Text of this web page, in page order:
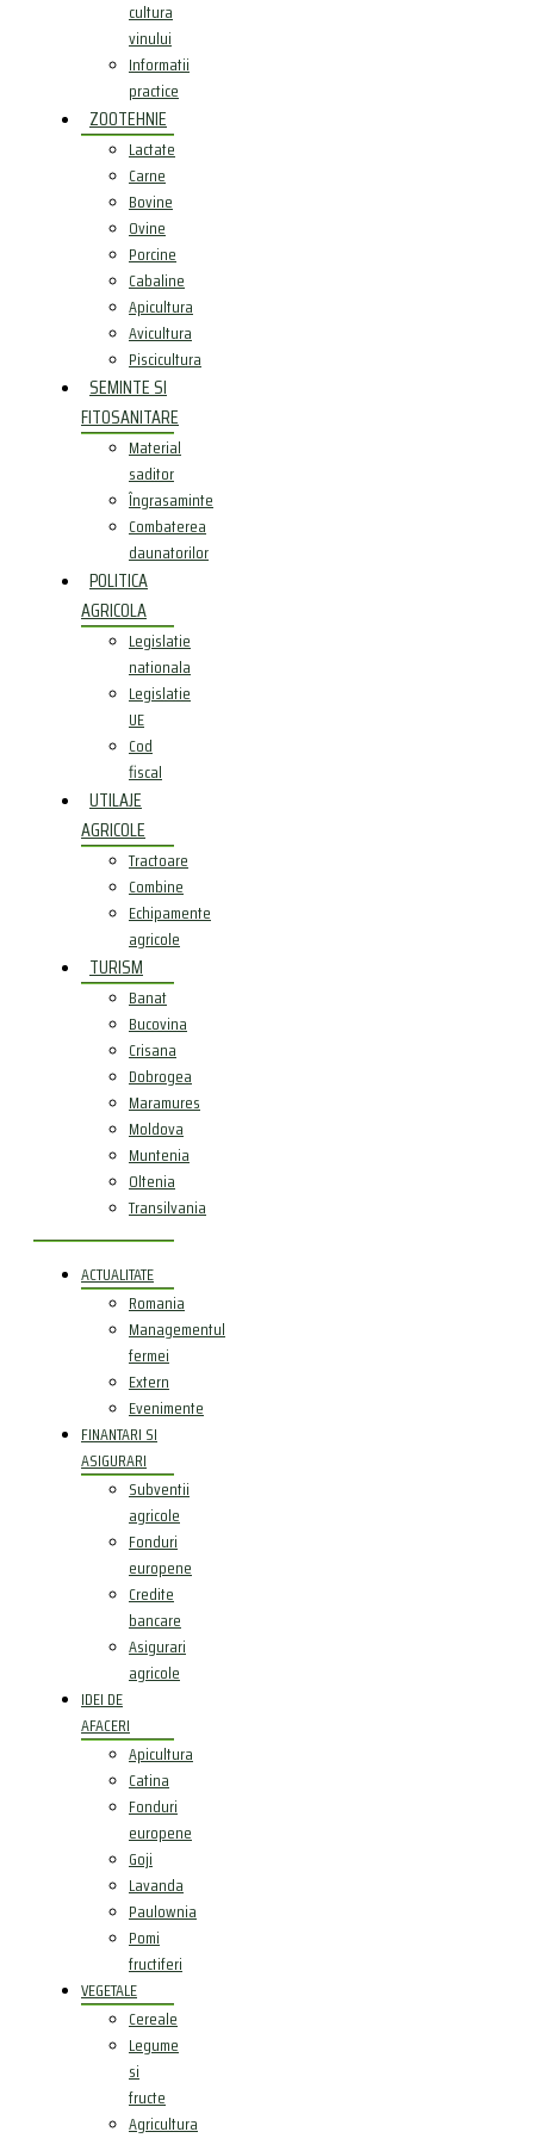
cultura
vinului
Informatii
practice
ZOOTEHNIE
Lactate
Carne
Bovine
Ovine
Porcine
Cabaline
Apicultura
Avicultura
Piscicultura
SEMINTE SI
FITOSANITARE
Material
saditor
Îngrasaminte
Combaterea
daunatorilor
POLITICA
AGRICOLA
Legislatie
nationala
Legislatie
UE
Cod
fiscal
UTILAJE
AGRICOLE
Tractoare
Combine
Echipamente
agricole
TURISM
Banat
Bucovina
Crisana
Dobrogea
Maramures
Moldova
Muntenia
Oltenia
Transilvania
ACTUALITATE
Romania
Managementul
fermei
Extern
Evenimente
FINANTARI SI
ASIGURARI
Subventii
agricole
Fonduri
europene
Credite
bancare
Asigurari
agricole
IDEI DE
AFACERI
Apicultura
Catina
Fonduri
europene
Goji
Lavanda
Paulownia
Pomi
fructiferi
VEGETALE
Cereale
Legume
si
fructe
Agricultura